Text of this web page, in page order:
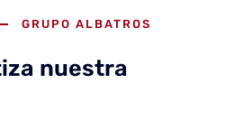
GRUPO ALBATROS
nuestra